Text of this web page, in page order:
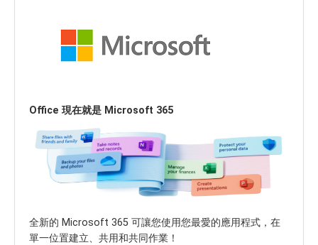
Office 現在就是 Microsoft 365
全新的 Microsoft 365 可讓您使用您最愛的應用程式，在
單一位置建立、共用和共同作業！